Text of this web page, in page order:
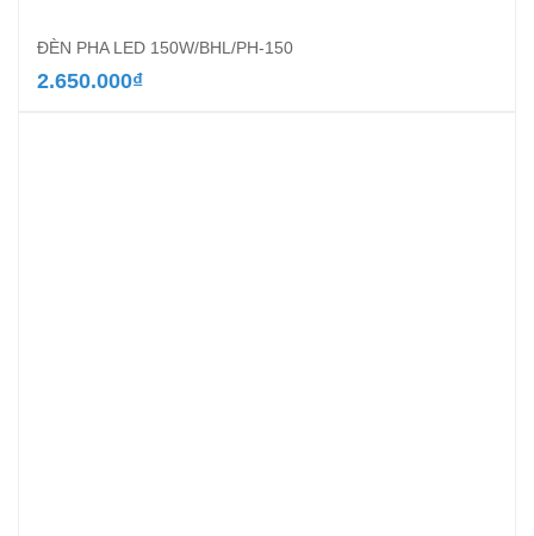
ĐÈN PHA LED 150W/BHL/PH-150
2.650.000₫